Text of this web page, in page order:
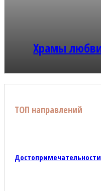
Храмы
ТОП направлений